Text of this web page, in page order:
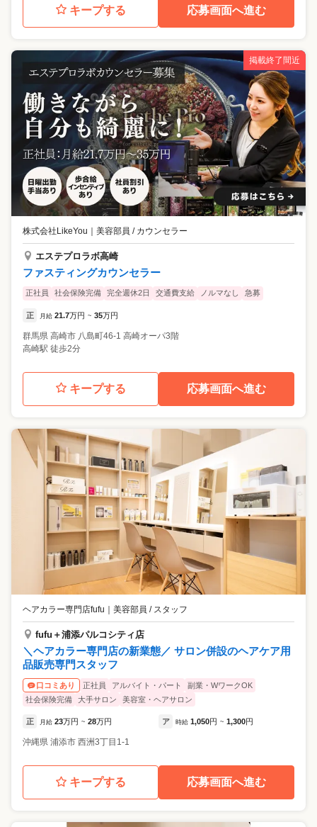
キープする 応募画面へ進む
掲載終了間近
株式会社LikeYou 美容部員 / カウンセラー
エステプロラボ高崎
ファスティングカウンセラー
正社員 社会保険完備 完全週休2日 交通費支給 ノルマなし 急募
正 月給 21.7万円 ~ 35万円
群馬県 高崎市 八島町46-1 高崎オーパ3階
高崎駅 徒歩2分
キープする 応募画面へ進む
ヘアカラー専門店fufu 美容部員 / スタッフ
fufu＋浦添パルコシティ店
＼ヘアカラー専門店の新業態／ サロン併設のヘアケア用
品販売専門スタッフ
口コミあり 正社員 アルバイト・パート
副業・WワークOK
社会保険完備
大手サロン 美容室・ヘアサロン
正 月給 23万円 ~ 28万円 ア 時給 1,050円 ~ 1,300円
沖縄県 浦添市 西洲3丁目1-1
キープする 応募画面へ進む